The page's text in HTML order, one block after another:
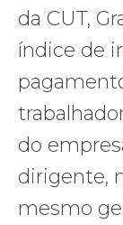
da CUT,
índice de
do
dirigente,
mesmo